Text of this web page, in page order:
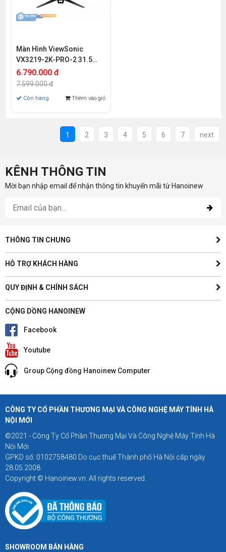
Màn Hình ViewSonic
VX3219-2K-PRO-2 31.5
inch QHD IPS 165Hz
0.43ms
6.790.000 đ
7.599.000 đ
Còn hàng Thêm vào giỏ
1 2 3 4 5 6 7 next
KÊNH THÔNG TIN
Mời bạn nhập email để nhận thông tin khuyến mãi từ Hanoinew
THÔNG TIN CHUNG
HỖ TRỢ KHÁCH HÀNG
QUY ĐỊNH & CHÍNH SÁCH
CỘNG DỒNG HANOINEW
Facebook
Youtube
Group Cộng đồng Hanoinew Computer
CÔNG TY CỔ PHẦN THƯƠNG MẠI VÀ CÔNG NGHỆ MÁY TÍNH HÀ
NỘI MỚI
©2021 - Công Ty Cổ Phần Thương Mại Và Công Nghệ Máy Tính Hà
Nội Mới
GPKD số: 0102758480 Do cục thuế Thành phố Hà Nội cấp ngày
28.05.2008
Copyright © Hanoinew.vn. All rights reserved.
SHOWROOM BÁN HÀNG